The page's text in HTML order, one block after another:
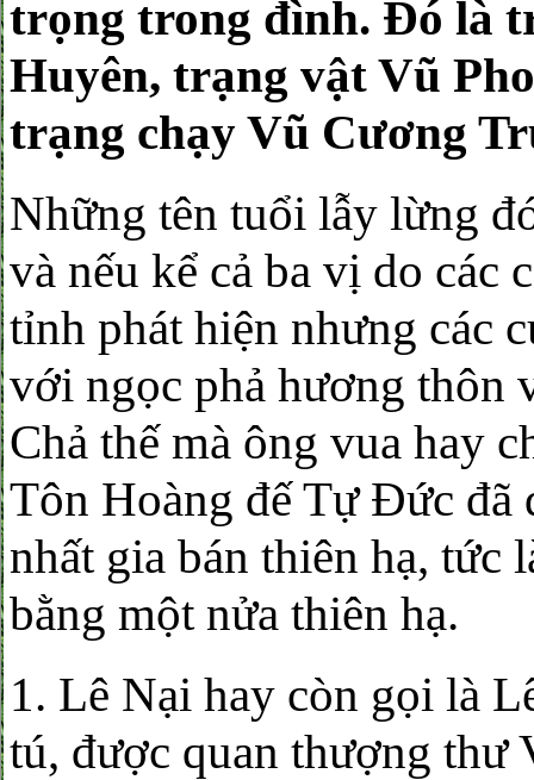
trọng trong đình. Đó là
Huyên, trạng vật Vũ
trạng chạy Vũ Cương
Những tên tuổi lẫy lừng
và nếu kể cả ba vị do các
tỉnh phát hiện nhưng các
với ngọc phả hương thôn
Chả thế mà ông vua hay
Tôn Hoàng đế Tự Đức đã
nhất gia bán thiên hạ, tức
bằng một nửa thiên hạ.
1. Lê Nại hay còn gọi là
tú, được quan thượng thư